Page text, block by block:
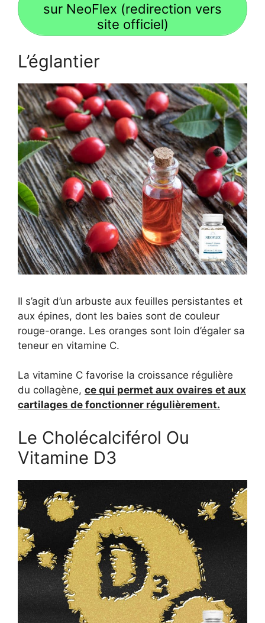
sur NeoFlex (redirection vers
site officiel)
L’églantier
Il s’agit d’un arbuste aux feuilles persistantes et
aux épines, dont les baies sont de couleur
rouge-orange. Les oranges sont loin d’égaler sa
teneur en vitamine C.
La vitamine C favorise la croissance régulière
du collagène, ce qui permet aux ovaires et aux
cartilages de fonctionner régulièrement.
Le Cholécalciférol Ou
Vitamine D3